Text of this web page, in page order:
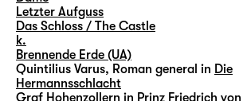
Letzter Aufguss
Das Schloss / The Castle
k.
Brennende Erde (UA)
Quintilius Varus, Roman general in Die
Hermannsschlacht
Graf Hohenzollern in Prinz Friedrich von